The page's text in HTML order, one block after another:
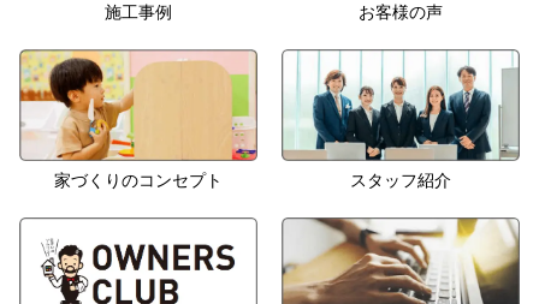
施工事例 お客様の声
家づくりのコンセプト スタッフ紹介